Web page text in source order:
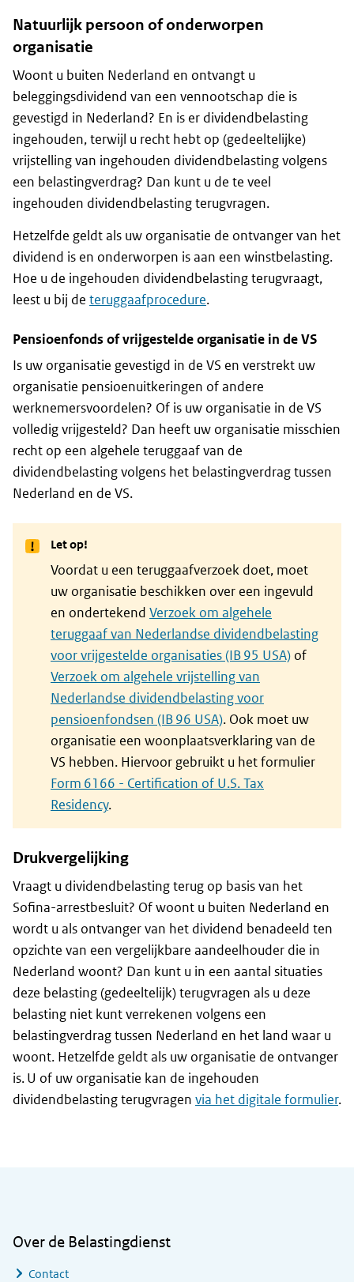
Natuurlijk persoon of onderworpen
organisatie
Woont u buiten Nederland en ontvangt u
beleggingsdividend van een vennootschap die is
gevestigd in Nederland? En is er dividendbelasting
ingehouden, terwijl u recht hebt op (gedeeltelijke)
vrijstelling van ingehouden dividendbelasting volgens
een belastingverdrag? Dan kunt u de te veel
ingehouden dividendbelasting terugvragen.
Hetzelfde geldt als uw organisatie de ontvanger van het
dividend is en onderworpen is aan een winstbelasting.
Hoe u de ingehouden dividendbelasting terugvraagt,
leest u bij de teruggaafprocedure.
Pensioenfonds of vrijgestelde organisatie in de VS
Is uw organisatie gevestigd in de VS en verstrekt uw
organisatie pensioenuitkeringen of andere
werknemersvoordelen? Of is uw organisatie in de VS
volledig vrijgesteld? Dan heeft uw organisatie misschien
recht op een algehele teruggaaf van de
dividendbelasting volgens het belastingverdrag tussen
Nederland en de VS.
Let op!
Voordat u een teruggaafverzoek doet, moet
uw organisatie beschikken over een ingevuld
en ondertekend Verzoek om algehele
teruggaaf van Nederlandse dividendbelasting
voor vrijgestelde organisaties (IB 95 USA) of
Verzoek om algehele vrijstelling van
Nederlandse dividendbelasting voor
pensioenfondsen (IB 96 USA). Ook moet uw
organisatie een woonplaatsverklaring van de
VS hebben. Hiervoor gebruikt u het formulier
Form 6166 - Certification of U.S. Tax
Residency.
Drukvergelijking
Vraagt u dividendbelasting terug op basis van het
Sofina-arrestbesluit? Of woont u buiten Nederland en
wordt u als ontvanger van het dividend benadeeld ten
opzichte van een vergelijkbare aandeelhouder die in
Nederland woont? Dan kunt u in een aantal situaties
deze belasting (gedeeltelijk) terugvragen als u deze
belasting niet kunt verrekenen volgens een
belastingverdrag tussen Nederland en het land waar u
woont. Hetzelfde geldt als uw organisatie de ontvanger
is. U of uw organisatie kan de ingehouden
dividendbelasting terugvragen via het digitale formulier.
Over de Belastingdienst
Contact